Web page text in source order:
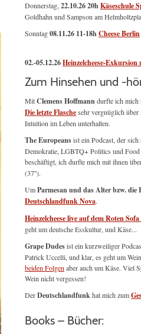
Donnerstag, 22.10.26 20hKäseschule
Goldhahn und Sampson am
Sonntag08.11.26 11-18hCheese Berlin
02.-05.12.26Heinzelcheese-Exkursion
Zum Hinsehen und -
MitClemens Hoffmanndurfte ich mich
Die letzte Flaschesehr vergnüglich
Intuition im Leben unterhalten.
The Europeansist ein Podcast, der sich
Demokratie, LGBTQ+ Politics und
beschäftigt, ich durfte mich mit ihnen
(37'').
UmParmesan und das Alter bzw. die
Deutschlandfunk Nova.
Heinzelcheese live auf dem Roten
geht um deutsche Esskultur, und Käse...
Grape Dudesist ein kurzweiliger
Patrick Uccelli, und klar, es geht um
beiden Folgen aber auch um Käse. Viel
Wein nicht vergessen!
DerDeutschlandfunkhat mich zum
Books – Bücher: